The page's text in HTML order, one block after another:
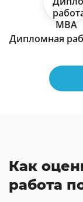
Дипломная
Как
работа